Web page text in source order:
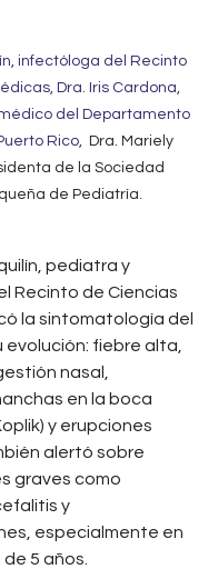
infectóloga del Recinto
Dra. Iris Cardona,
del Departamento
Rico,
Dra. Mariely
de la Sociedad
de Pediatría.
pediatra y
Recinto de Ciencias
la sintomatología del
evolución: fiebre alta,
nasal,
en la boca
y erupciones
alertó sobre
graves como
y
especialmente en
5 años.